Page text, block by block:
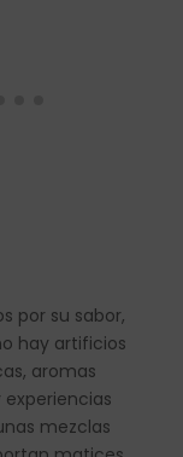
por su sabor,
hay artificios
aromas
mezclas